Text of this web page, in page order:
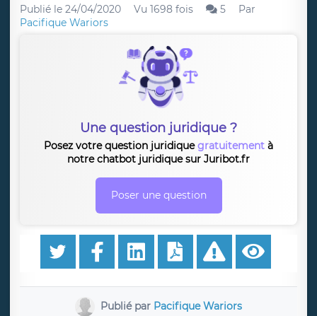
Publié le 24/04/2020 Vu 1698 fois 5
Par
Pacifique Wariors
Une question juridique ?
Posez votre question juridiquegratuitement à
notre chatbot juridique sur Juribot.fr
Poser une question
Publié par Pacifique Wariors